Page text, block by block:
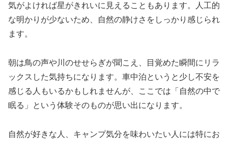
気がよければ星がきれいに見えることもあります。人工的
な明かりが少ないため、自然の静けさをしっかり感じられ
ます。
朝は鳥の声や川のせせらぎが聞こえ、目覚めた瞬間にリラ
ックスした気持ちになります。車中泊というと少し不安を
感じる人もいるかもしれませんが、ここでは「自然の中で
眠る」という体験そのものが思い出になります。
自然が好きな人、キャンプ気分を味わいたい人には特にお